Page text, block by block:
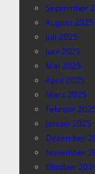
September
August 2025
Juli 2025
Juni 2025
Mai 2025
April 2025
März 2025
Februar
Januar 2025
Dezember
November
Oktober